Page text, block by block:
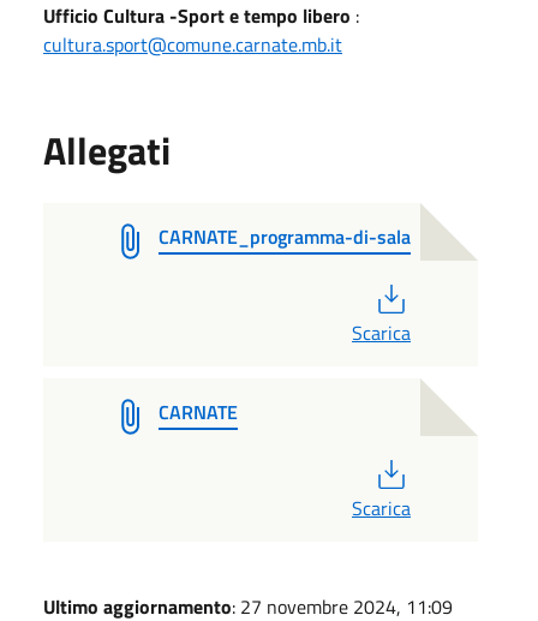
Ufficio Cultura -Sport e tempo libero :
cultura.sport@comune.carnate.mb.it
Allegati
CARNATE_programma-di-sala
Scarica
CARNATE
Scarica
Ultimo aggiornamento: 27 novembre 2024, 11:09